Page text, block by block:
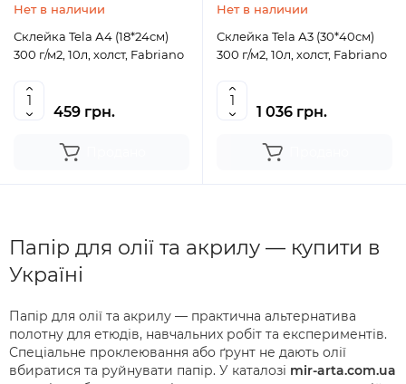
Нет в наличии
Склейка Tela А4 (18*24см)
300 г/м2, 10л, холст, Fabriano
459 грн.
Нет в наличии
Склейка Tela А3 (30*40см)
300 г/м2, 10л, холст, Fabriano
1 036 грн.
Папір для олії та акрилу — купити в
Україні
Папір для олії та акрилу — практична альтернатива
полотну для етюдів, навчальних робіт та експериментів.
Спеціальне проклеювання або ґрунт не дають олії
вбиратися та руйнувати папір. У каталозі mir-arta.com.ua